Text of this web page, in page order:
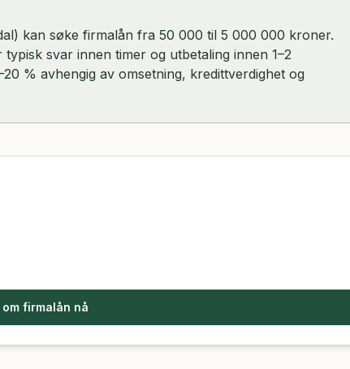
kan søke firmalån fra 50 000 til 5 000 000 kroner.
svar innen timer og utbetaling innen 1–2
% avhengig av omsetning, kredittverdighet og
om firmalån nå